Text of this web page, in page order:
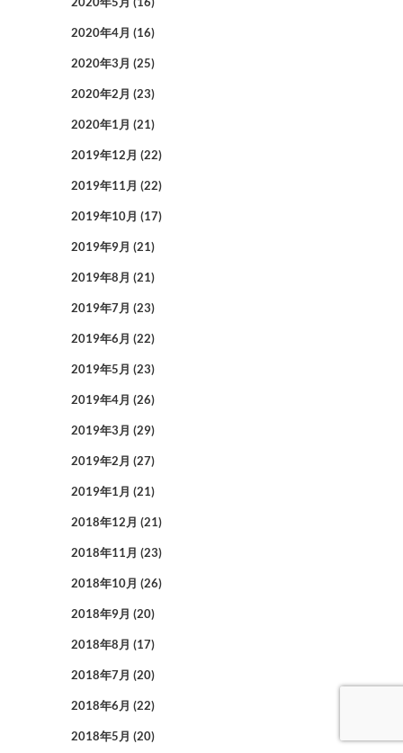
2020年4月 (16)
2020年3月 (25)
2020年2月 (23)
2020年1月 (21)
2019年12月 (22)
2019年11月 (22)
2019年10月 (17)
2019年9月 (21)
2019年8月 (21)
2019年7月 (23)
2019年6月 (22)
2019年5月 (23)
2019年4月 (26)
2019年3月 (29)
2019年2月 (27)
2019年1月 (21)
2018年12月 (21)
2018年11月 (23)
2018年10月 (26)
2018年9月 (20)
2018年8月 (17)
2018年7月 (20)
2018年6月 (22)
2018年5月 (20)